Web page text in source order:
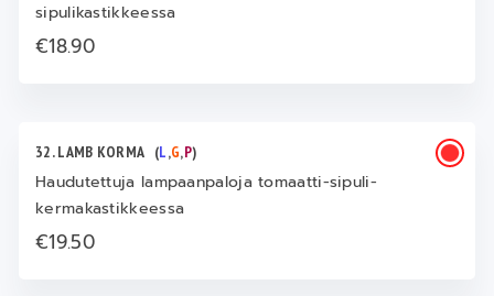
sipulikastikkeessa
€18.90
32. LAMB KORMA (L,G,P)
Haudutettuja lampaanpaloja tomaatti-sipuli-
kermakastikkeessa
€19.50